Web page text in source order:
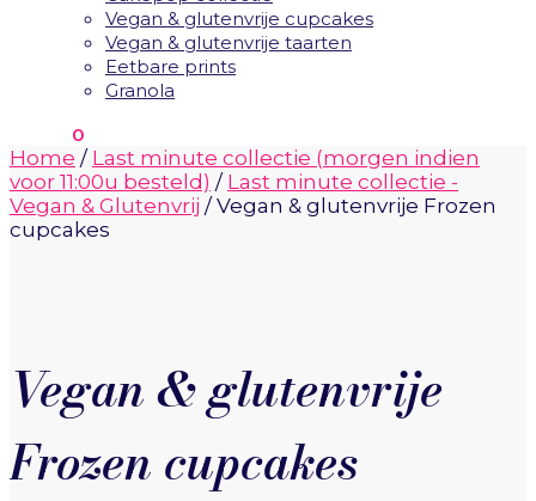
Vegan & glutenvrije cupcakes
Vegan & glutenvrije taarten
Eetbare prints
Granola
0
Home / Last minute collectie (morgen indien
voor 11:00u besteld) / Last minute collectie -
Vegan & Glutenvrij / Vegan & glutenvrije Frozen
cupcakes
Vegan & glutenvrije
Frozen cupcakes